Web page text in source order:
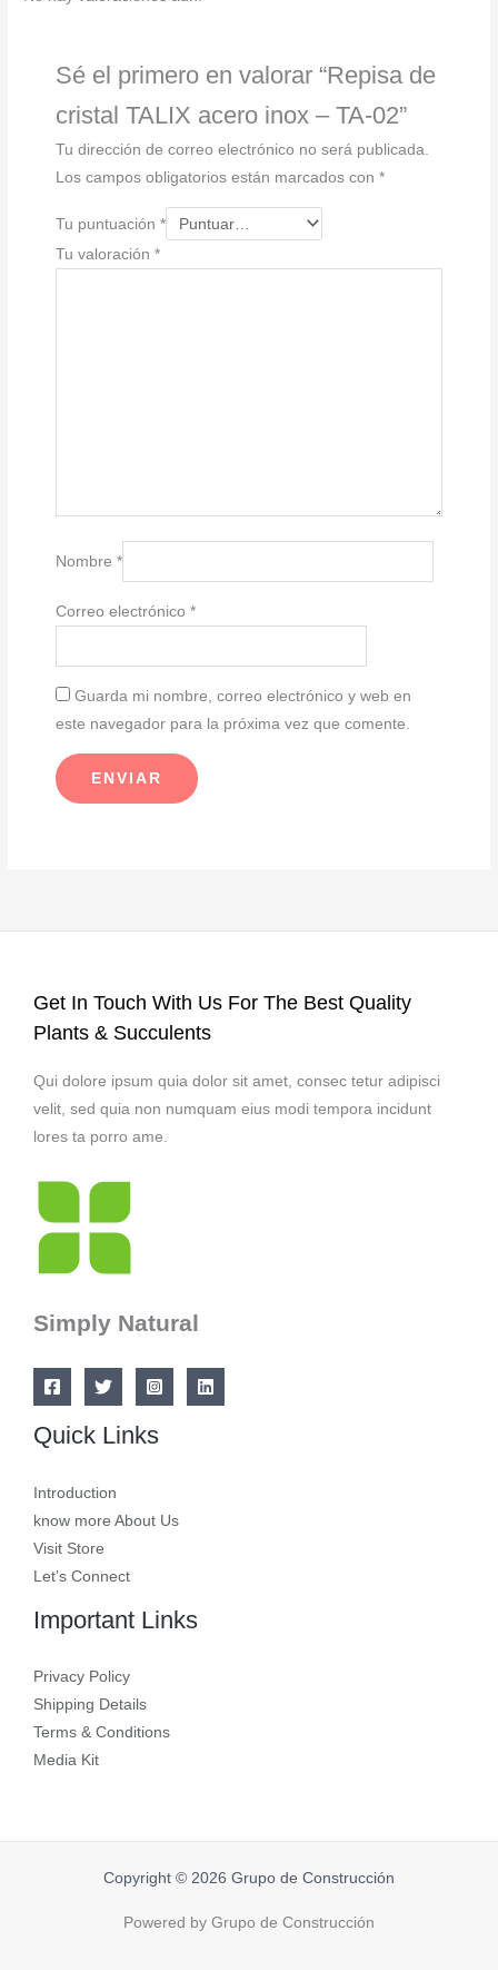
02
Sé el primero en valorar “Repisa de
cristal TALIX acero inox – TA-02”
Tu dirección de correo electrónico no será publicada.
Los campos obligatorios están marcados con*
Tu puntuación*
Tu valoración*
Nombre*
Correo electrónico*
Guarda mi nombre, correo electrónico y web en
este navegador para la próxima vez que comente.
Get In Touch With Us For The Best Quality
Plants & Succulents
Qui dolore ipsum quia dolor sit amet, consec tetur adipisci
velit, sed quia non numquam eius modi tempora incidunt
lores ta porro ame.
Simply Natural
Quick Links
Introduction
know more About Us
Visit Store
Let’s Connect
Important Links
Privacy Policy
Shipping Details
Terms & Conditions
Media Kit
Copyright © 2026 Grupo de Construcción
Powered by Grupo de Construcción